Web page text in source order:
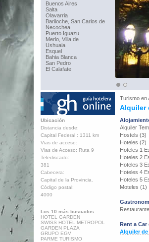
Buenos Aires
Salta
Olavarria
Bariloche, San Carlos de
Necochea
Puerto Iguazu
Merlo, Villa de
Ushuaia
Esquel
Bahia Blanca
San Pedro
El Calafate
Turismo en
Alquiler
Ubicación
Distancia desde:
Capital Federal : 1311 km
Vias de acceso:
Vias de Acceso: Ruta 9
Telediscado:
381
Cabecera:
Capital de la Provincia.
Código postal:
4000
Los 10 más buscados
HOTEL GARDEN
SWISS HOTEL METROPOL
GARDEN PLAZA
GRUPO EGV
PARME TURISMO
Alquiler
Hostels (3)
Hoteles (2)
Hoteles 1
Hoteles 2
Hoteles 3
Hoteles 4
Hoteles 5
Moteles (1)
Rent a Car
Alquiler